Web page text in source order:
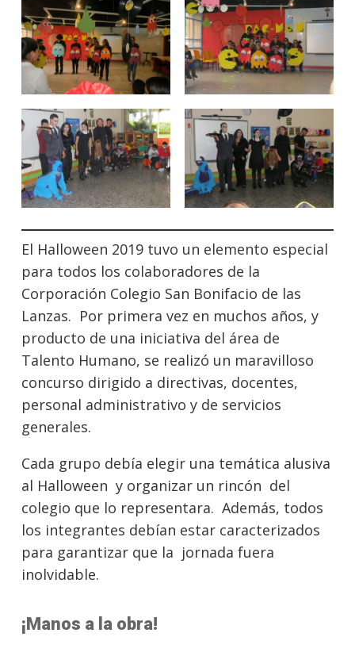
El Halloween 2019 tuvo un elemento especial
para todos los colaboradores de la
Corporación Colegio San Bonifacio de las
Lanzas. Por primera vez en muchos años, y
producto de una iniciativa del área de
Talento Humano, se realizó un maravilloso
concurso dirigido a directivas, docentes,
personal administrativo y de servicios
generales.
Cada grupo debía elegir una temática alusiva
al Halloween y organizar un rincón del
colegio que lo representara. Además, todos
los integrantes debían estar caracterizados
para garantizar que la jornada fuera
inolvidable.
¡Manos a la obra!